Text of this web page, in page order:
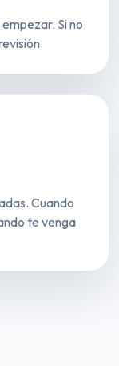
Si no
Cuando
te venga